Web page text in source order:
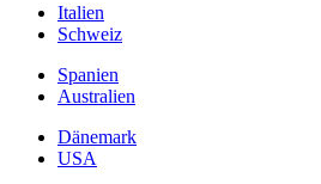
Italien
Schweiz
Spanien
Australien
Dänemark
USA